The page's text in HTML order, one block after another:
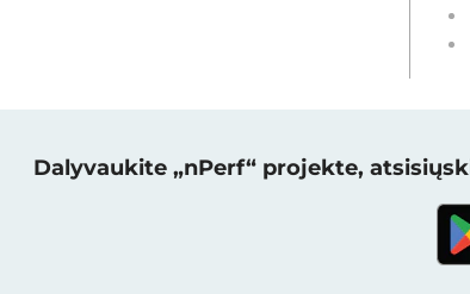
Dalyvaukite „nPerf“ projekte,